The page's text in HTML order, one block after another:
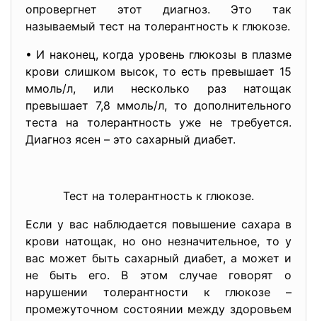
опровергнет этот диагноз. Это так
называемый тест на толерантность к глюкозе.
• И наконец, когда уровень глюкозы в плазме
крови слишком высок, то есть превышает 15
ммоль/л, или несколько раз натощак
превышает 7,8 ммоль/л, то дополнительного
теста на толерантность уже не требуется.
Диагноз ясен – это сахарный диабет.
Тест на толерантность к глюкозе.
Если у вас наблюдается повышение сахара в
крови натощак, но оно незначительное, то у
вас может быть сахарный диабет, а может и
не быть его. В этом случае говорят о
нарушении толерантности к глюкозе –
промежуточном состоянии между здоровьем